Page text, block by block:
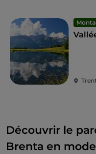
Découvrir le
Brenta en